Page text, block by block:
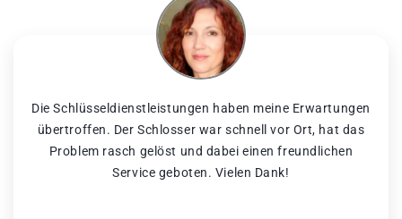
Die Schlüsseldienstleistungen haben meine Erwartungen
übertroffen. Der Schlosser war schnell vor Ort, hat das
Problem rasch gelöst und dabei einen freundlichen
Service geboten. Vielen Dank!